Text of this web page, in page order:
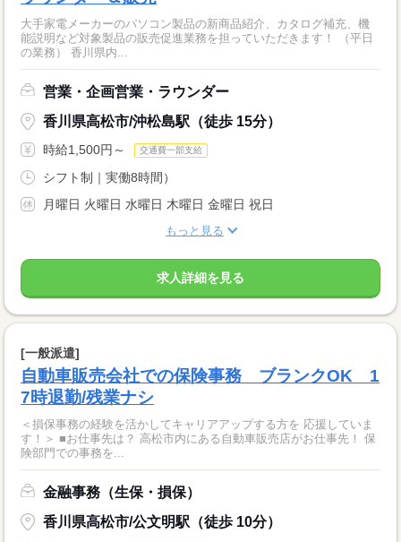
大手家電メーカーのパソコン製品の新商品紹介、カタログ補充、機
能説明など対象製品の販売促進業務を担っていただきます！ （平日
の業務） 香川県内...
営業・企画営業・ラウンダー
香川県高松市/沖松島駅（徒歩 15分）
時給1,500円～ 交通費一部支給
シフト制｜実働8時間）
月曜日 火曜日 水曜日 木曜日 金曜日 祝日
もっと見る
求人詳細を見る
[一般派遣]
自動車販売会社での保険事務 ブランクOK 1
7時退勤/残業ナシ
＜損保事務の経験を活かしてキャリアアップする方を 応援していま
す！＞ ■お仕事先は？ 高松市内にある自動車販売店がお仕事先！ 保
険部門での事務を...
金融事務（生保・損保）
香川県高松市/公文明駅（徒歩 10分）